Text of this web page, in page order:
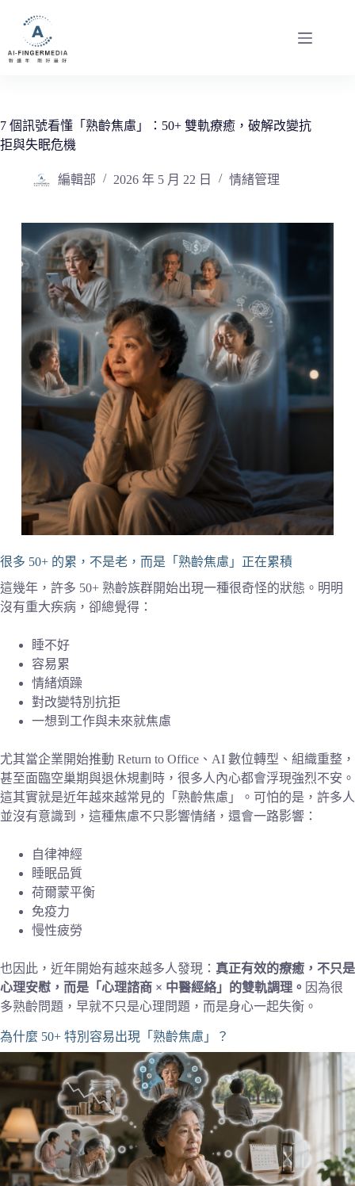
主
要
7 個訊號看懂「熟齡焦慮」：50+ 雙軌療癒，破解改變抗
拒與失眠危機
編輯部 2026 年 5 月 22 日 情緒管理
很多 50+ 的累，不是老，而是「熟齡焦慮」正在累積
這幾年，許多 50+ 熟齡族群開始出現一種很奇怪的狀態。明明
沒有重大疾病，卻總覺得：
睡不好
容易累
情緒煩躁
對改變特別抗拒
一想到工作與未來就焦慮
尤其當企業開始推動 Return to Office、AI 數位轉型、組織重整，
甚至面臨空巢期與退休規劃時，很多人內心都會浮現強烈不安。
這其實就是近年越來越常見的「熟齡焦慮」。可怕的是，許多人
並沒有意識到，這種焦慮不只影響情緒，還會一路影響：
自律神經
睡眠品質
荷爾蒙平衡
免疫力
慢性疲勞
也因此，近年開始有越來越多人發現： 真正有效的療癒，不只是
心理安慰，而是「心理諮商 × 中醫經絡」的雙軌調理。 因為很
多熟齡問題，早就不只是心理問題，而是身心一起失衡。
為什麼 50+ 特別容易出現「熟齡焦慮」？